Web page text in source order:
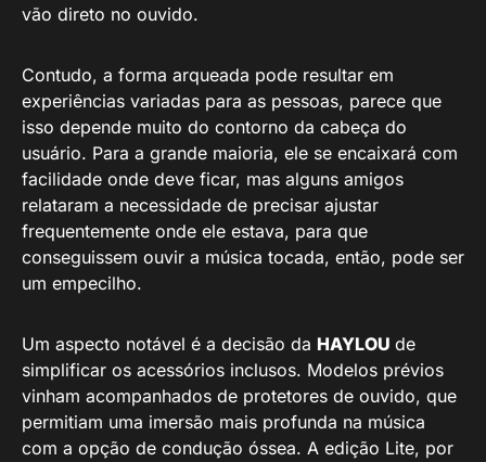
vão direto no ouvido.
Contudo, a forma arqueada pode resultar em
experiências variadas para as pessoas, parece que
isso depende muito do contorno da cabeça do
usuário. Para a grande maioria, ele se encaixará com
facilidade onde deve ficar, mas alguns amigos
relataram a necessidade de precisar ajustar
frequentemente onde ele estava, para que
conseguissem ouvir a música tocada, então, pode ser
um empecilho.
Um aspecto notável é a decisão da HAYLOU de
simplificar os acessórios inclusos. Modelos prévios
vinham acompanhados de protetores de ouvido, que
permitiam uma imersão mais profunda na música
com a opção de condução óssea. A edição Lite, por